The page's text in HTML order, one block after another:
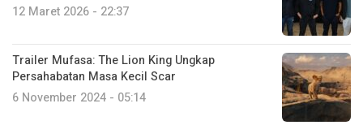
12 Maret 2026 - 22:37
Trailer Mufasa: The Lion King Ungkap
Persahabatan Masa Kecil Scar
6 November 2024 - 05:14